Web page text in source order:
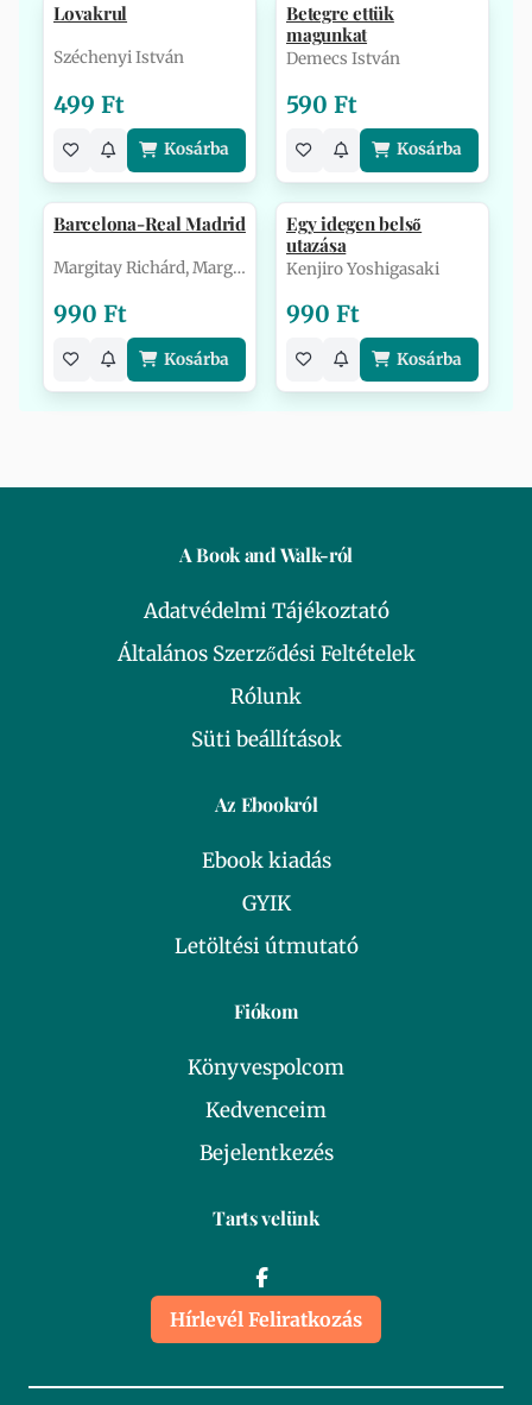
Lovakrul
Széchenyi István
499 Ft
Kosárba
Betegre ettük
magunkat
Demecs István
590 Ft
Kosárba
Barcelona-Real Madrid
Margitay Richárd, Margitay Zsolt
990 Ft
Kosárba
Egy idegen belső
utazása
Kenjiro Yoshigasaki
990 Ft
Kosárba
A Book and Walk-ról
Adatvédelmi Tájékoztató
Általános Szerződési Feltételek
Rólunk
Süti beállítások
Az Ebookról
Ebook kiadás
GYIK
Letöltési útmutató
Fiókom
Könyvespolcom
Kedvenceim
Bejelentkezés
Tarts velünk
Hírlevél Feliratkozás